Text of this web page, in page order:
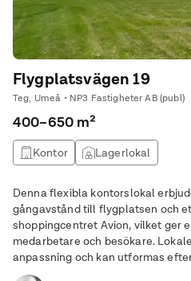
Flygplatsvägen 19
Teg, Umeå • NP3 Fastigheter AB (publ)
400–650 m²
Kontor Lagerlokal
Denna flexibla kontorslokal
gångavstånd till flygplatsen och
shoppingcentret Avion, vilket ger
medarbetare och besökare.
anpassning och kan utformas
perfekt för företag som söker en